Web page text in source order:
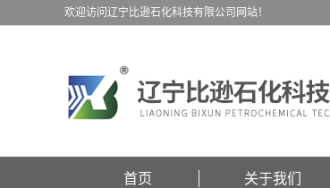
欢迎访问辽宁比逊石化科技有限公司网站！
首页 关于我们